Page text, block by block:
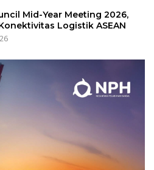
Mid-Year Meeting 2026,
Logistik ASEAN